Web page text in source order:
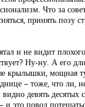
Что за
принять позу
и не видит
Ну-ну. А его
крылышки, мощная
– тоже, что ли,
девять десятых
и это повод